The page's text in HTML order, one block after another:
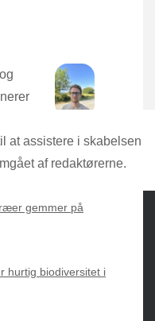
gemmer på
hurtig biodiversitet i
at assistere i skabelsen
af redaktørerne.
alt inden for
råd, spændende
nemme genveje til